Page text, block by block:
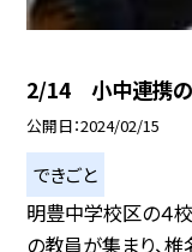
2/14 小中連携
公開日 2024/02/15
できごと
明豊中学校区の４校
の教員が集まり、